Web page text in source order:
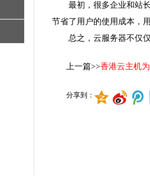
最初，很多企业和站
节省了用户的使用成本，
总之，云服务器不仅
上一篇>>香港云主机
分享到：